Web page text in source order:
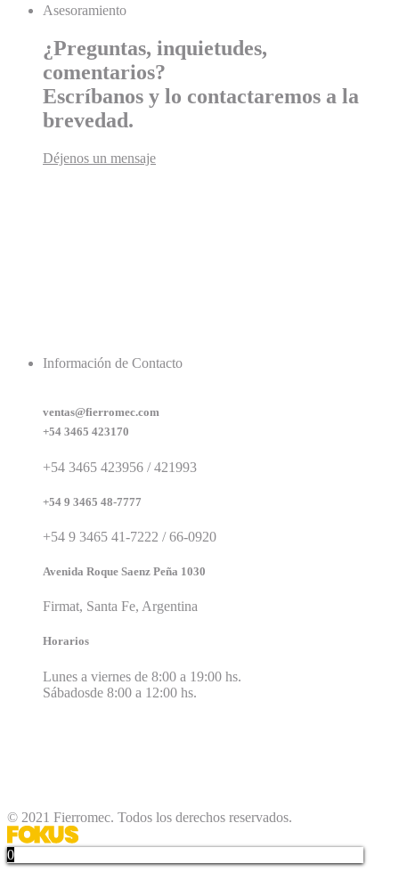
Asesoramiento
¿Preguntas, inquietudes,
comentarios?
Escríbanos y lo contactaremos a la
brevedad.
Déjenos un mensaje
Información de Contacto
ventas@fierromec.com
+54 3465 423170
+54 3465 423956 / 421993
+54 9 3465 48-7777
+54 9 3465 41-7222 / 66-0920
Avenida Roque Saenz Peña 1030
Firmat, Santa Fe, Argentina
Horarios
Lunes a viernes de 8:00 a 19:00 hs.
Sábadosde 8:00 a 12:00 hs.
© 2021 Fierromec. Todos los derechos reservados.
0